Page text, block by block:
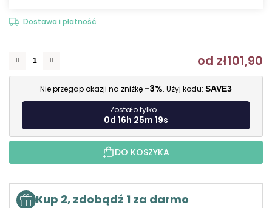
Dostawa i płatność
od zł101,90
Nie przegap okazji na zniżkę -3%. Użyj kodu: SAVE3
Zostało tylko...
0d 16h 25m 17s
DO KOSZYKA
Kup 2, zdobądź 1 za darmo